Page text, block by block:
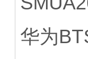
华为